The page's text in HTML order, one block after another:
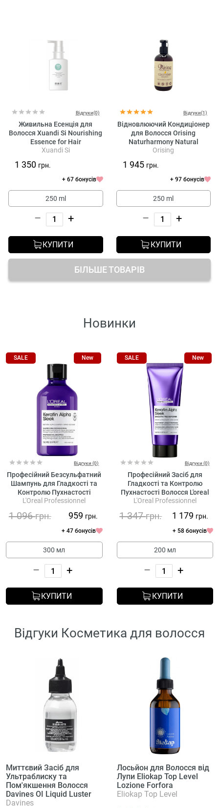
Відгуки(0)
Живильна Есенція для
Волосся Xuandi Si Nourishing
Essence for Hair
Xuandi Si
1 350 грн.
+ 67 бонусів
250 ml
– +
КУПИТИ
Відгуки(1)
Відновлюючий Кондиціонер
для Волосся Orising
Naturharmony Natural
Repairing Conditioner
Orising
1 945 грн.
+ 97 бонусів
250 ml
– +
КУПИТИ
БІЛЬШЕ ТОВАРІВ
Новинки
SALE New
Відгуки (0)
Професійний Безсульфатний
Шампунь для Гладкості та
Контролю Пухнастості
Волосся L'oreal Professionnel
Sleek Professional Shampoo
L'Oreal Professionnel
1 096грн. 959 грн.
+ 47 бонусів
300 мл
– +
КУПИТИ
SALE New
Відгуки (0)
Професійний Засіб для
Гладкості та Контролю
Пухнастості Волосся L'oreal
Professionnel Serie Expert
Transformer
L'Oreal Professionnel
1 347грн. 1 179 грн.
+ 58 бонусів
200 мл
– +
КУПИТИ
Відгуки Косметика для волосся
Миттєвий Засіб для
Ультраблиску та
Пом'якшення Волосся
Davines OI Liquid Luster
Davines
Лосьйон для Волосся від
Лупи Eliokap Top Level
Lozione Forfora
Eliokap Top Level